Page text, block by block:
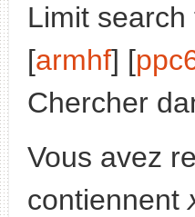
Limit
[armhf] [
Chercher
Vous avez
contiennent